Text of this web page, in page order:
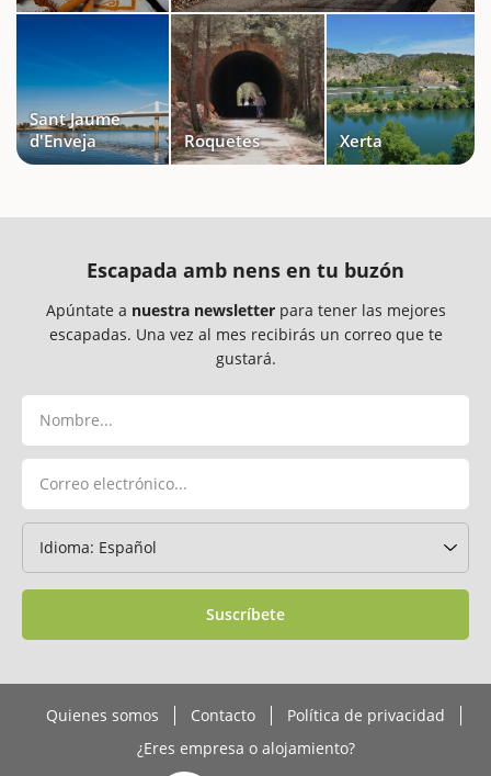
Sant Jaume
d'Enveja
Roquetes Xerta
Escapada amb nens en tu buzón
Apúntate a nuestra newsletterpara tener las mejores
escapadas. Una vez al mes recibirás un correo que te
gustará.
Suscríbete
Quienes somos Contacto
Política de privacidad
¿Eres empresa o alojamiento?